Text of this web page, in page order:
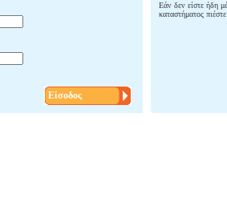
Είσοδος
Εάν δεν είστε ήδη
καταστήματος